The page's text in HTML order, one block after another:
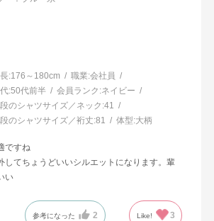
:176～180cm 職業:会社員
:50代前半 会員ランク:ネイビー
のシャツサイズ／ネック:41
のシャツサイズ／裄丈:81 体型:大柄
ですね
してちょうどいいシルエットになります。輩
い
参考になった 2 Like! 3